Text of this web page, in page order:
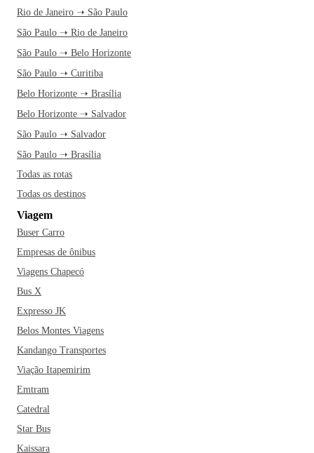
Rio de Janeiro ➝ São Paulo
São Paulo ➝ Rio de Janeiro
São Paulo ➝ Belo Horizonte
São Paulo ➝ Curitiba
Belo Horizonte ➝ Brasília
Belo Horizonte ➝ Salvador
São Paulo ➝ Salvador
São Paulo ➝ Brasília
Todas as rotas
Todas os destinos
Viagem
Buser Carro
Empresas de ônibus
Viagens Chapecó
Bus X
Expresso JK
Belos Montes Viagens
Kandango Transportes
Viação Itapemirim
Emtram
Catedral
Star Bus
Kaissara